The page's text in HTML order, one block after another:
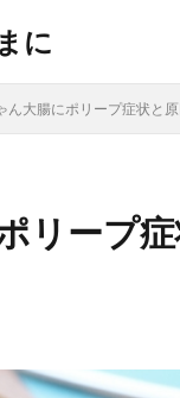
に
ん大腸にポリープ症状と
リープ